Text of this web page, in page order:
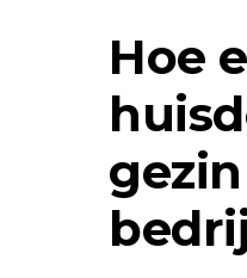
Hoe